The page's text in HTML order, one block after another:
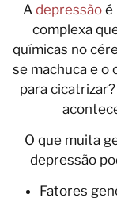
A depressãoé
complexa
químicas no
se machuca e o
para
O que muita
depressão
Fatores